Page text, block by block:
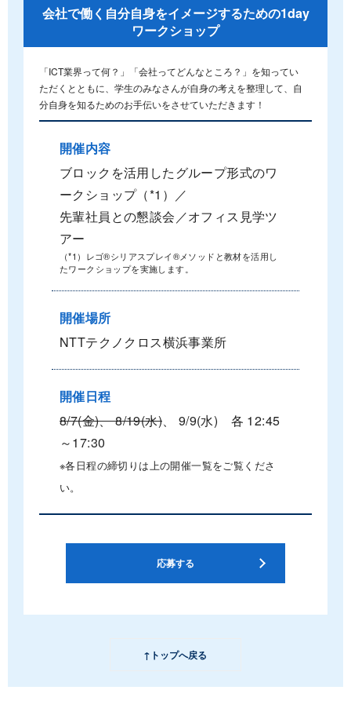
会社で働く自分自身をイメージするための1day
ワークショップ
「ICT業界って何？」「会社ってどんなところ？」を知ってい
ただくとともに、学生のみなさんが自身の考えを整理して、自
分自身を知るためのお手伝いをさせていただきます！
開催内容
ブロックを活用したグループ形式のワ
ークショップ（*1）／
先輩社員との懇談会／オフィス見学ツ
アー
（*1）レゴ®シリアスプレイ®メソッドと教材を活用し
たワークショップを実施します。
開催場所
NTTテクノクロス横浜事業所
開催日程
8/7(金)、 8/19(水)、 9/9(水) 各 12:45
～17:30
※各日程の締切りは上の開催一覧をご覧くださ
い。
応募する
↑トップへ戻る